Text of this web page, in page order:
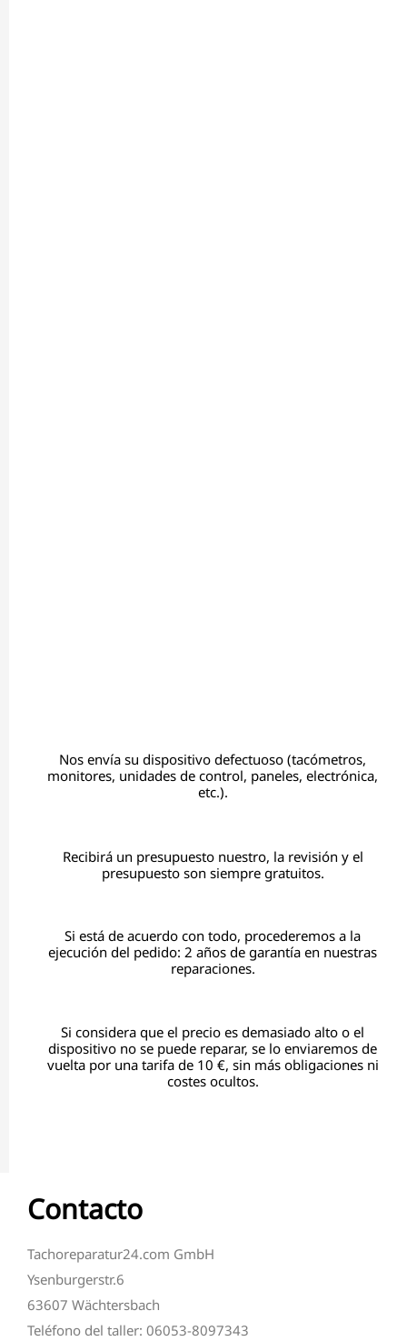
Nos envía su dispositivo defectuoso (tacómetros,
monitores, unidades de control, paneles, electrónica,
etc.).
Recibirá un presupuesto nuestro, la revisión y el
presupuesto son siempre gratuitos.
Si está de acuerdo con todo, procederemos a la
ejecución del pedido: 2 años de garantía en nuestras
reparaciones.
Si considera que el precio es demasiado alto o el
dispositivo no se puede reparar, se lo enviaremos de
vuelta por una tarifa de 10 €, sin más obligaciones ni
costes ocultos.
Contacto
Tachoreparatur24.com GmbH
Ysenburgerstr.6
63607 Wächtersbach
Teléfono del taller: 06053-8097343